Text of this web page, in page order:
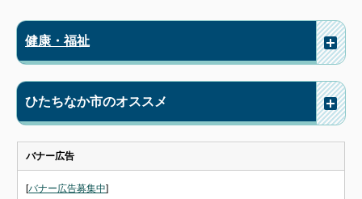
健康・福祉
ひたちなか市のオススメ
バナー広告
[バナー広告募集中]